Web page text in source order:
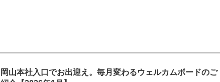
岡山本社入口でお出迎え。毎月変わるウェルカムボードのご